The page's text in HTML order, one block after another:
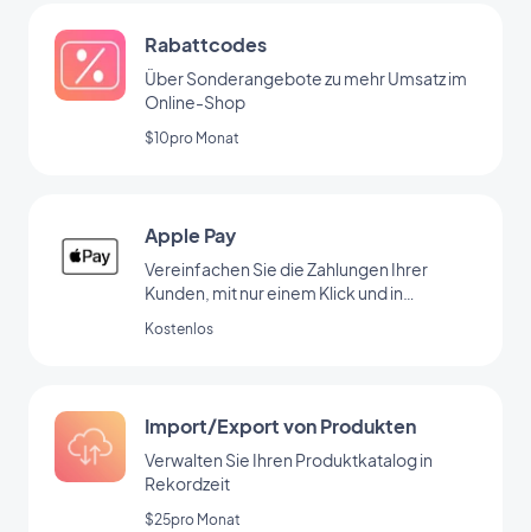
Rabattcodes
Über Sonderangebote zu mehr Umsatz im
Online-Shop
$10pro Monat
Apple Pay
Vereinfachen Sie die Zahlungen Ihrer
Kunden, mit nur einem Klick und in
Kostenlos
Import/Export von Produkten
Verwalten Sie Ihren Produktkatalog in
Rekordzeit
$25pro Monat